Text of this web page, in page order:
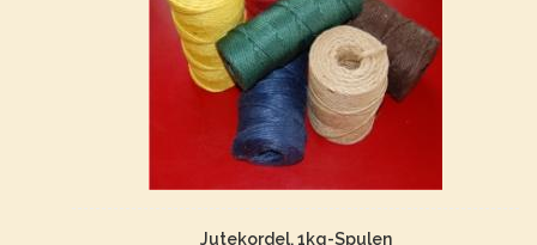
Jutekordel, 1kg-Spulen